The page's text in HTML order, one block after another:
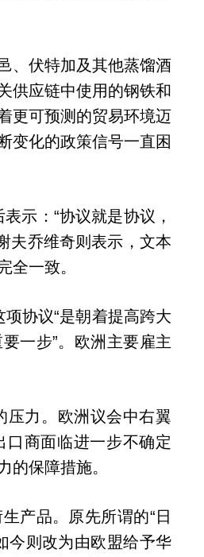
、伏特加及其他蒸馏酒
供应链中使用的钢铁和
更可预测的贸易环境迈
变化的政策信号一直困
示：“协议就是协议，
夫乔维奇则表示，文本
一致。
协议“是朝着提高跨大
一步”。欧洲主要雇主
压力。欧洲议会中右翼
商面临进一步不确定
的保障措施。
产品。原先所谓的“日
今则改为由欧盟给予华